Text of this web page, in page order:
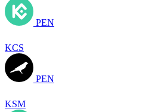
PEN
KCS
PEN
KSM